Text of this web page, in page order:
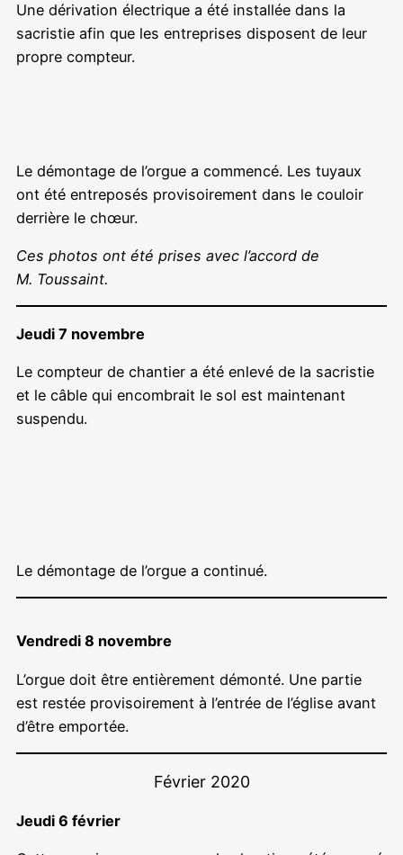
Une dérivation électrique a été installée dans la
sacristie afin que les entreprises disposent de leur
propre compteur.
Le démontage de l’orgue a commencé. Les tuyaux
ont été entreposés provisoirement dans le couloir
derrière le chœur.
Ces photos ont été prises avec l’accord de
M. Toussaint.
Jeudi 7 novembre
Le compteur de chantier a été enlevé de la sacristie
et le câble qui encombrait le sol est maintenant
suspendu.
Le démontage de l’orgue a continué.
Vendredi 8 novembre
L’orgue doit être entièrement démonté. Une partie
est restée provisoirement à l’entrée de l’église avant
d’être emportée.
Février 2020
Jeudi 6 février